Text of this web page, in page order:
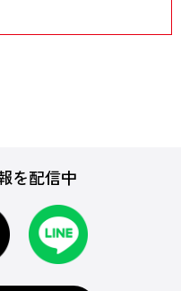
を配信中